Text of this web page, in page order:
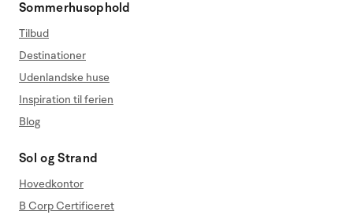
Sommerhusophold
Tilbud
Destinationer
Udenlandske huse
Inspiration til ferien
Blog
Sol og Strand
Hovedkontor
B Corp Certificeret